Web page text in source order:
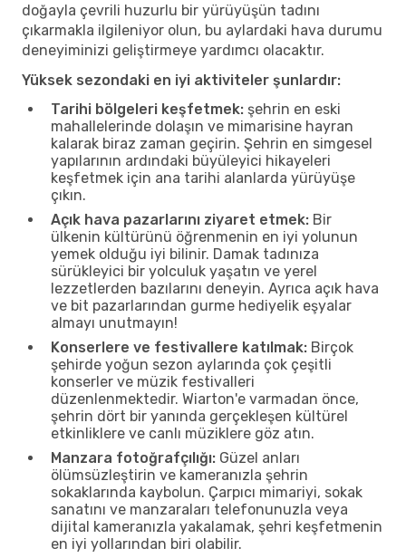
doğayla çevrili huzurlu bir yürüyüşün tadını
çıkarmakla ilgileniyor olun, bu aylardaki hava durumu
deneyiminizi geliştirmeye yardımcı olacaktır.
Yüksek sezondaki en iyi aktiviteler şunlardır:
Tarihi bölgeleri keşfetmek: şehrin en eski
mahallelerinde dolaşın ve mimarisine hayran
kalarak biraz zaman geçirin. Şehrin en simgesel
yapılarının ardındaki büyüleyici hikayeleri
keşfetmek için ana tarihi alanlarda yürüyüşe
çıkın.
Açık hava pazarlarını ziyaret etmek: Bir
ülkenin kültürünü öğrenmenin en iyi yolunun
yemek olduğu iyi bilinir. Damak tadınıza
sürükleyici bir yolculuk yaşatın ve yerel
lezzetlerden bazılarını deneyin. Ayrıca açık hava
ve bit pazarlarından gurme hediyelik eşyalar
almayı unutmayın!
Konserlere ve festivallere katılmak: Birçok
şehirde yoğun sezon aylarında çok çeşitli
konserler ve müzik festivalleri
düzenlenmektedir. Wiarton'e varmadan önce,
şehrin dört bir yanında gerçekleşen kültürel
etkinliklere ve canlı müziklere göz atın.
Manzara fotoğrafçılığı: Güzel anları
ölümsüzleştirin ve kameranızla şehrin
sokaklarında kaybolun. Çarpıcı mimariyi, sokak
sanatını ve manzaraları telefonunuzla veya
dijital kameranızla yakalamak, şehri keşfetmenin
en iyi yollarından biri olabilir.